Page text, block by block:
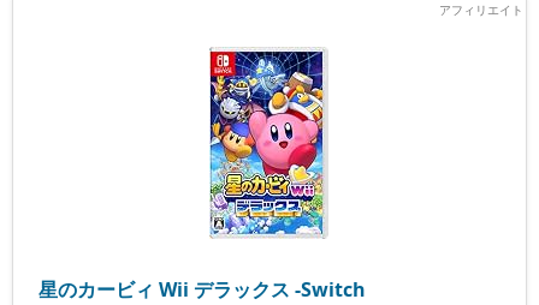
星のカービィ Wii デラックス -Switch